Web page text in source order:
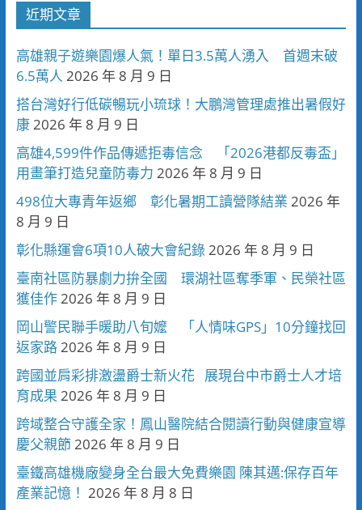
近期文章
高雄親子遊樂園爆人氣！單日3.5萬人湧入 首週末破
6.5萬人 2026 年 8 月 9 日
搭台灣好行低碳暢玩小琉球！大鵬灣管理處推出暑假好
康2026 年 8 月 9 日
高雄4,599件作品傳遞拒毒信念 「2026港都反毒盃」
用畫筆打造兒童防毒力 2026 年 8 月 9 日
498位大專青年返鄉 彰化暑期工讀營隊結業 2026 年
8 月 9 日
彰化縣運會6項10人破大會紀錄2026 年 8 月 9 日
臺南社區防暴劇力拚全國 環湖社區奪季軍、民榮社區
獲佳作2026 年 8 月 9 日
岡山警民聯手暖助八旬嬤 「人情味GPS」10分鐘找回
返家路2026 年 8 月 9 日
跨國並肩彩排激盪爵士新火花 展現台中市爵士人才培
育成果 2026 年 8 月 9 日
跨域整合守護全家！鳳山醫院結合閱讀行動與健康宣導
慶父親節2026 年 8 月 9 日
臺鐵高雄機廠變身全台最大免費樂園 陳其邁:保存百年
產業記憶！ 2026 年 8 月 8 日